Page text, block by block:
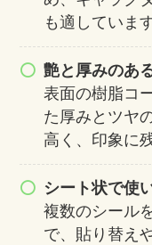
も適しています
艶と厚みのあ
表面の樹脂コ
た厚みとツヤ
高く、印象に
シート状で使
複数のシール
で、貼り替え